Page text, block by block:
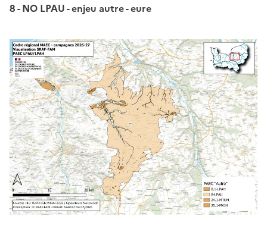
8 - NO LPAU - enjeu autre - eure